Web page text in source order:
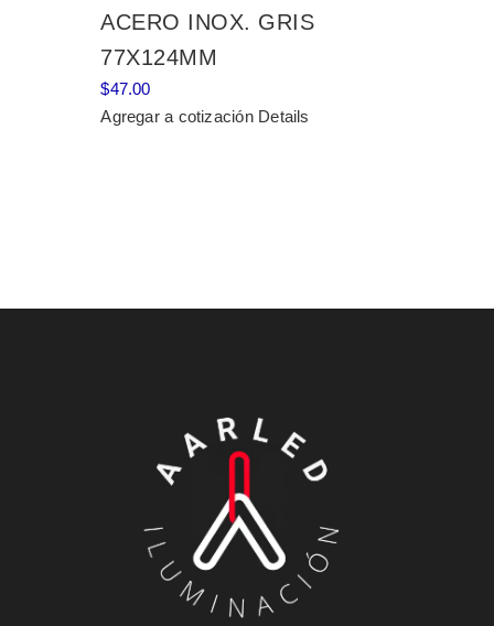
ACERO INOX. GRIS
77X124MM
$47.00
Agregar a cotización Details